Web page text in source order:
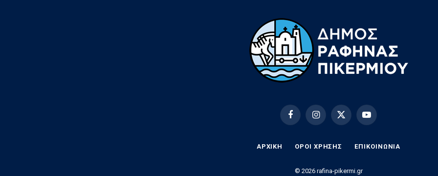
FacebookInstagramX
YouTube
ΑΡΧΙΚΗ ΟΡΟΙ ΧΡΗΣΗΣ EΠΙΚΟΙΝΩΝΊΑ
© 2026 rafina-pikermi.gr